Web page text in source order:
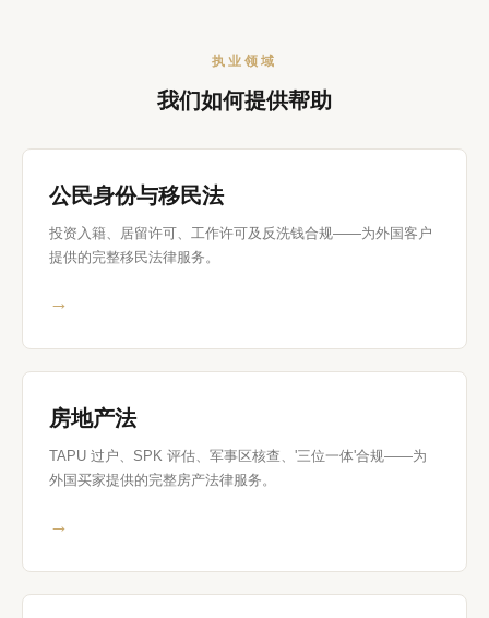
执业领域
我们如何提供帮助
公民身份与移民法
投资入籍、居留许可、工作许可及反洗钱合规——为外国客户
提供的完整移民法律服务。
→
房地产法
TAPU 过户、SPK 评估、军事区核查、'三位一体'合规——为
外国买家提供的完整房产法律服务。
→